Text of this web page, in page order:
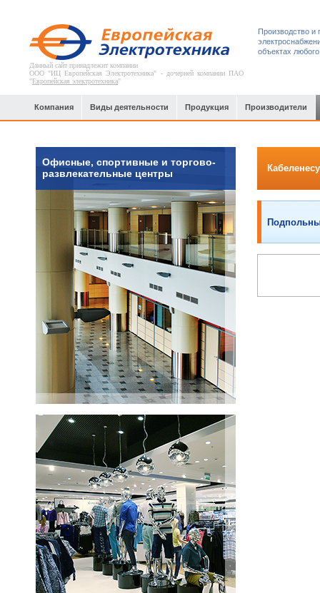
Данный сайт принадлежит компании
ООО "ИЦ Европейская Электротехника" - дочерней компании ПАО
"Европейская электротехника"
Производство и
объектах
Компания Виды деятельности Продукция Производители
Офисные, спортивные и торгово-
развлекательные центры